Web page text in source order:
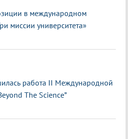
в международном
миссии университета»
работа II Международной
The Science”